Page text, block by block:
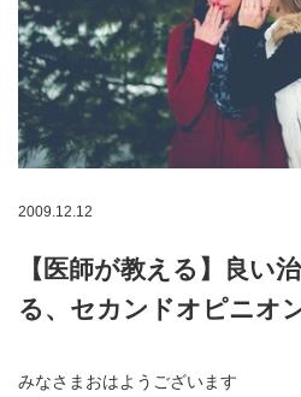
2009.12.12
【医師が教える】良い
る、セカンドオピニオ
みなさまおはようございます